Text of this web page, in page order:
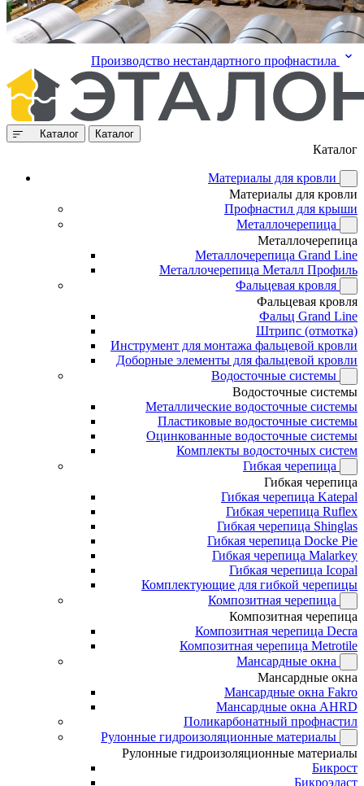
Производство нестандартного профнастила
Каталог Каталог
Каталог
Материалы для кровли
Материалы для кровли
Профнастил для крыши
Металлочерепица
Металлочерепица
Металлочерепица Grand Line
Металлочерепица Металл Профиль
Фальцевая кровля
Фальцевая кровля
Фальц Grand Line
Штрипс (отмотка)
Инструмент для монтажа фальцевой кровли
Доборные элементы для фальцевой кровли
Водосточные системы
Водосточные системы
Металлические водосточные системы
Пластиковые водосточные системы
Оцинкованные водосточные системы
Комплекты водосточных систем
Гибкая черепица
Гибкая черепица
Гибкая черепица Katepal
Гибкая черепица Ruflex
Гибкая черепица Shinglas
Гибкая черепица Docke Pie
Гибкая черепица Malarkey
Гибкая черепица Icopal
Комплектующие для гибкой черепицы
Композитная черепица
Композитная черепица
Композитная черепица Decra
Композитная черепица Metrotile
Мансардные окна
Мансардные окна
Мансардные окна Fakro
Мансардные окна AHRD
Поликарбонатный профнастил
Рулонные гидроизоляционные материалы
Рулонные гидроизоляционные материалы
Бикрост
Бикроэласт